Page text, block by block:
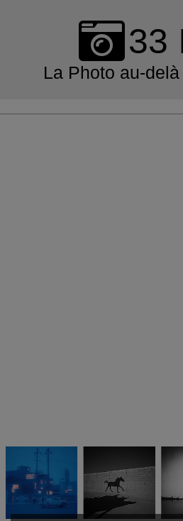
33
La Photo au-
Primary